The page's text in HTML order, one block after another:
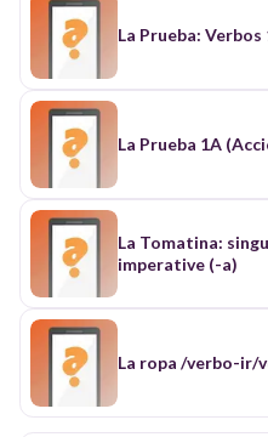
La Prueba: Verbos
La Prueba 1A
La Tomatina:
imperative (-a)
La ropa /verbo-ir/